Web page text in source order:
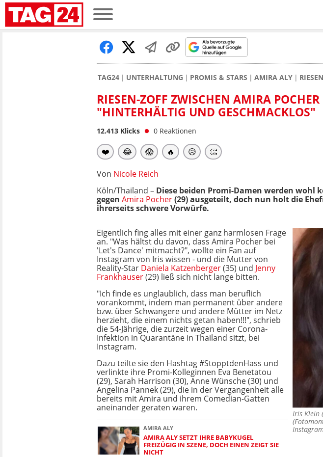
TAG24 UNTERHALTUNG PROMIS & STARS AMIRA ALY
RIESEN-ZOFF ZWISCHEN AMIRA
"HINTERHÄLTIG UND GESCHMACKLOS"
12.413 Klicks 0 Reaktionen
❤️ 😂 😱 🔥 😥 👏
Von Nicole Reich
Köln/Thailand – Diese beiden Promi-Damen werden wohl
gegen Amira Pocher(29) ausgeteilt, doch nun holt die
ihrerseits schwere Vorwürfe.
Iris Klein
Eigentlich fing alles mit einer ganz harmlosen Frage
an. "Was hältst du davon, dass Amira Pocher bei
'Let's Dance' mitmacht?", wollte ein Fan auf
Instagram von Iris wissen - und die Mutter von
Reality-Star Daniela Katzenberger(35) und Jenny
Frankhauser(29) ließ sich nicht lange bitten.
"Ich finde es unglaublich, dass man beruflich
vorankommt, indem man permanent über andere
bzw. über Schwangere und andere Mütter im Netz
herzieht, die einem nichts getan haben!!!", schrieb
die 54-Jährige, die zurzeit wegen einer Corona-
Infektion in Quarantäne in Thailand sitzt, bei
Instagram.
Dazu teilte sie den Hashtag #StopptdenHass und
verlinkte ihre Promi-Kolleginnen Eva Benetatou
(29), Sarah Harrison (30), Anne Wünsche (30) und
Angelina Pannek (29), die in der Vergangenheit alle
bereits mit Amira und ihrem Comedian-Gatten
aneinander geraten waren.
AMIRA ALY
AMIRA ALY SETZT IHRE BABYKUGEL
FREIZÜGIG IN SZENE, DOCH EINEN ZEIGT SIE
NICHT